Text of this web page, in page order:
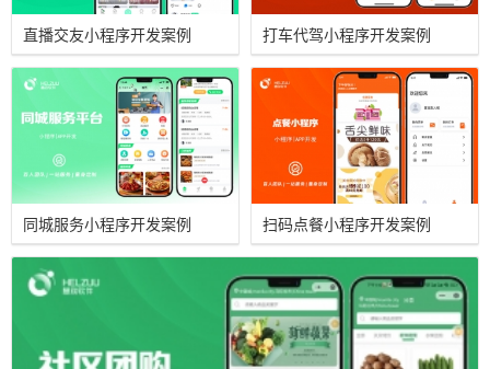
直播交友小程序开发案例 打车代驾小程序开发案例
同城服务小程序开发案例 扫码点餐小程序开发案例